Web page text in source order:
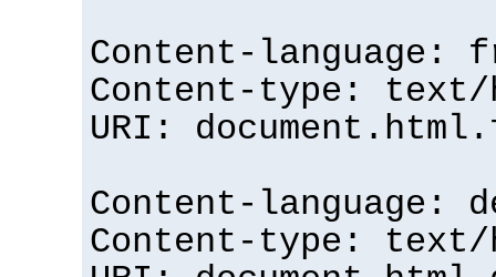
Content-language:
Content-type: text/
URI:
Content-language:
Content-type: text/